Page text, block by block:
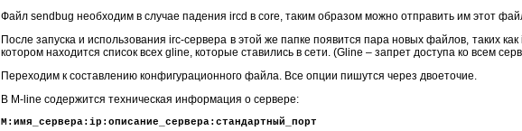
Файл sendbug необходим в случае падения ircd в core, таким образом можно отправить им этот
После запуска и использования irc-сервера в этой же папке появится пара новых файлов, таких
котором находится список всех gline, которые ставились в сети. (Gline – запрет доступа ко всем
Переходим к составлению конфигурационного файла. Все опции пишутся через двоеточие.
В M-line содержится техническая информация о сервере:
М:имя_сервера:ip:описание_сервера:стандартный_порт